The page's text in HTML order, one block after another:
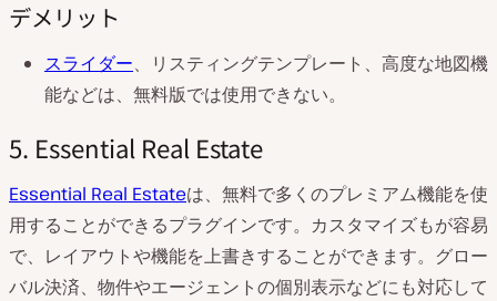
デメリット
スライダー、リスティングテンプレート、高度な地図機
能などは、無料版では使用できない。
5. Essential Real Estate
Essential Real Estateは、無料で多くのプレミアム機能を使
用することができるプラグインです。カスタマイズもが容易
で、レイアウトや機能を上書きすることができます。グロー
バル決済、物件やエージェントの個別表示などにも対応して